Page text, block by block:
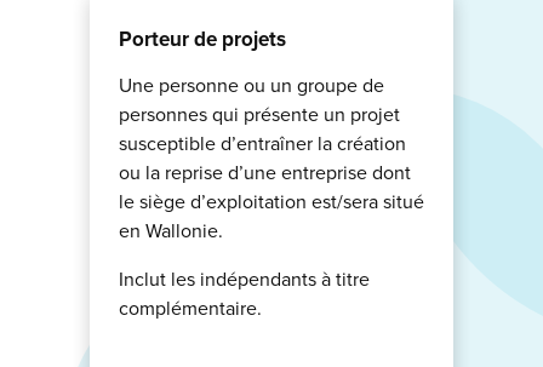
Porteur de projets
Une personne ou un groupe de
personnes qui présente un projet
susceptible d’entraîner la création
ou la reprise d’une entreprise dont
le siège d’exploitation est/sera situé
en Wallonie.
Inclut les indépendants à titre
complémentaire.